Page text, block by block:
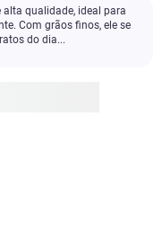
qualidade, ideal para
Com grãos finos, ele se
do dia...